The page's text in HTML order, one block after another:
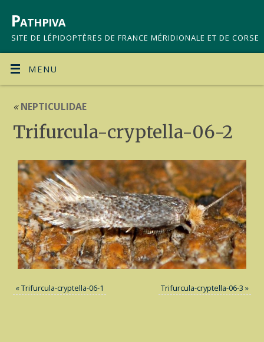
Pathpiva
SITE DE LÉPIDOPTÈRES DE FRANCE MÉRIDIONALE ET DE CORSE
MENU
«NEPTICULIDAE
Trifurcula-cryptella-06-2
«Trifurcula-cryptella-06-1 Trifurcula-cryptella-06-3 »